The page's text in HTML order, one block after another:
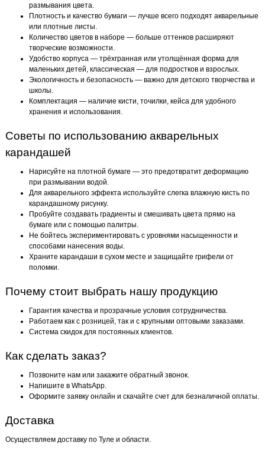
размывания цвета.
Плотность и качество бумаги — лучше всего подходят акварельные
или плотные листы.
Количество цветов в наборе — больше оттенков расширяют
творческие возможности.
Удобство корпуса — трёхгранная или утолщённая форма для
маленьких детей, классическая — для подростков и взрослых.
Экологичность и безопасность — важно для детского творчества и
школы.
Комплектация — наличие кисти, точилки, кейса для удобного
хранения и использования.
Советы по использованию акварельных
карандашей
Нарисуйте на плотной бумаге — это предотвратит деформацию
при размывании водой.
Для акварельного эффекта используйте слегка влажную кисть по
карандашному рисунку.
Пробуйте создавать градиенты и смешивать цвета прямо на
бумаге или с помощью палитры.
Не бойтесь экспериментировать с уровнями насыщенности и
способами нанесения воды.
Храните карандаши в сухом месте и защищайте грифели от
поломки.
Почему стоит выбрать нашу продукцию
Гарантия качества и прозрачные условия сотрудничества.
Работаем как с розницей, так и с крупными оптовыми заказами.
Система скидок для постоянных клиентов.
Как сделать заказ?
Позвоните нам или закажите обратный звонок.
Напишите в WhatsApp.
Оформите заявку онлайн и скачайте счет для безналичной оплаты.
Доставка
Осуществляем доставку по Туле и области.